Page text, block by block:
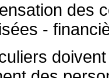
des
-